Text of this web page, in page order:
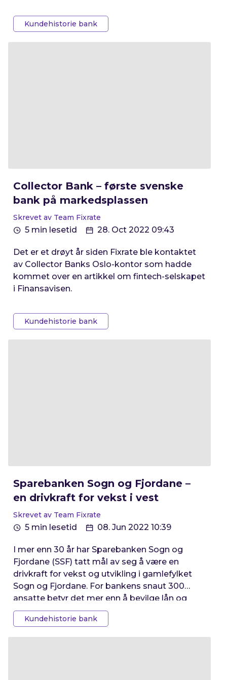
Kundehistorie bank
Collector Bank – første svenske
bank på markedsplassen
Skrevet av Team Fixrate
5 min lesetid 28. Oct 2022 09:43
Det er et drøyt år siden Fixrate ble kontaktet
av Collector Banks Oslo-kontor som hadde
kommet over en artikkel om fintech-selskapet
i Finansavisen.
Kundehistorie bank
Sparebanken Sogn og Fjordane –
en drivkraft for vekst i vest
Skrevet av Team Fixrate
5 min lesetid 08. Jun 2022 10:39
I mer enn 30 år har Sparebanken Sogn og
Fjordane (SSF) tatt mål av seg å være en
drivkraft for vekst og utvikling i gamlefylket
Sogn og Fjordane. For bankens snaut 300
ansatte betyr det mer enn å bevilge lån og
dele ut pengegaver.
Kundehistorie bank